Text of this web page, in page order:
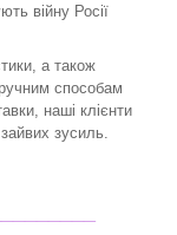
війну Росії
а також
способам
наші клієнти
зусиль.